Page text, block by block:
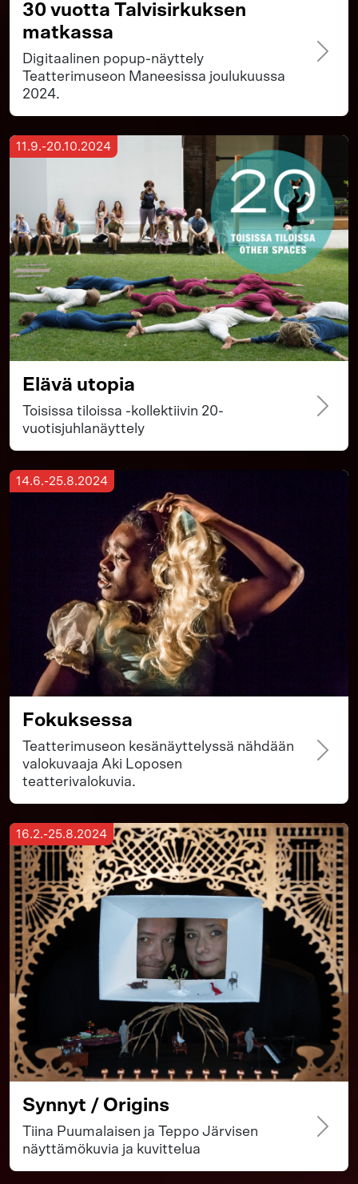
30 vuotta Talvisirkuksen
matkassa
Digitaalinen popup-näyttely
Teatterimuseon Maneesissa joulukuussa
2024.
11.9.-20.10.2024
Elävä utopia
Toisissa tiloissa -kollektiivin 20-
vuotisjuhlanäyttely
14.6.-25.8.2024
Fokuksessa
Teatterimuseon kesänäyttelyssä nähdään
valokuvaaja Aki Loposen
teatterivalokuvia.
16.2.-25.8.2024
Synnyt / Origins
Tiina Puumalaisen ja Teppo Järvisen
näyttämökuvia ja kuvittelua